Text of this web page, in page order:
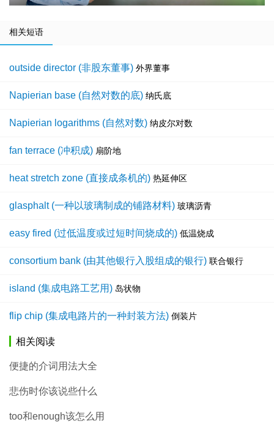
相关短语
outside director (非股东董事) 外界董事
Napierian base (自然对数的底) 纳氏底
Napierian logarithms (自然对数) 纳皮尔对数
fan terrace (冲积成) 扇阶地
heat stretch zone (直接成条机的) 热延伸区
glasphalt (一种以玻璃制成的铺路材料) 玻璃沥青
easy fired (过低温度或过短时间烧成的) 低温烧成
consortium bank (由其他银行入股组成的银行) 联合银行
island (集成电路工艺用) 岛状物
flip chip (集成电路片的一种封装方法) 倒装片
相关阅读
便捷的介词用法大全
悲伤时你该说些什么
too和enough该怎么用